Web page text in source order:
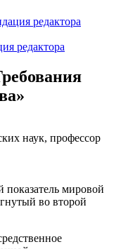
редактора
редактора
наук, профессор
мировой
во второй